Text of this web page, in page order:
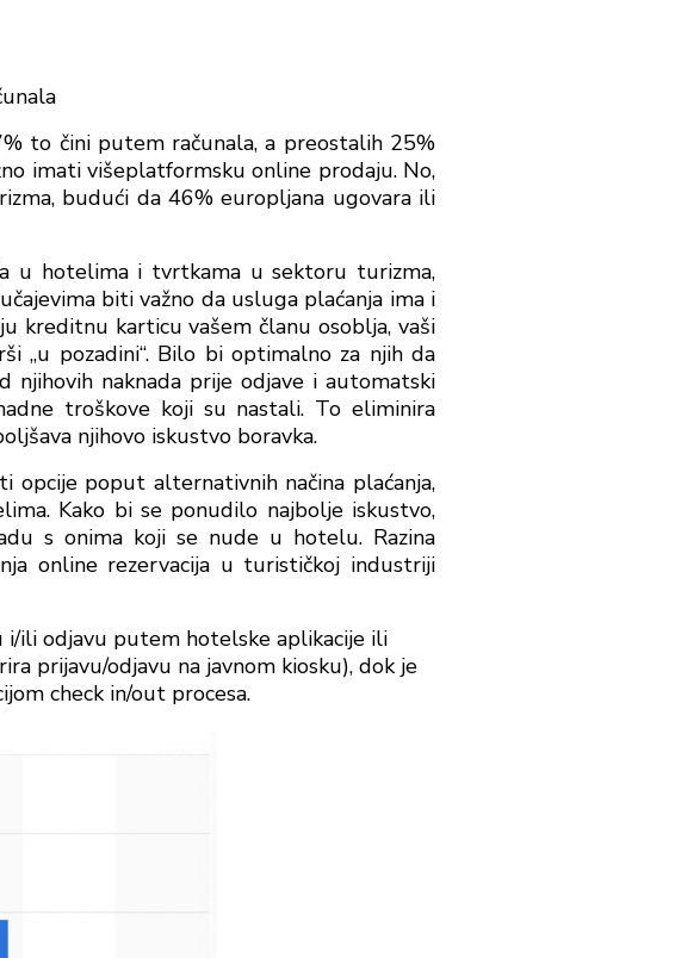
to čini putem računala, a preostalih 25%
imati višeplatformsku online prodaju. No,
budući da 46% europljana ugovara ili
u hotelima i tvrtkama u sektoru turizma,
biti važno da usluga plaćanja ima i
kreditnu karticu vašem članu osoblja, vaši
„u pozadini“. Bilo bi optimalno za njih da
naknada prije odjave i automatski
troškove koji su nastali. To eliminira
njihovo iskustvo boravka.
opcije poput alternativnih načina plaćanja,
Kako bi se ponudilo najbolje iskustvo,
s onima koji se nude u hotelu. Razina
online rezervacija u turističkoj industriji
ili odjavu putem hotelske aplikacije ili
prijavu/odjavu na javnom kiosku), dok je
check in/out procesa.